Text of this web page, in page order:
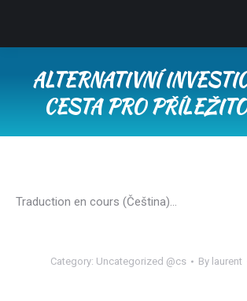
ALTERNATIVNÍ
CESTA PRO
Traduction en cours (Čeština)…
Category: Uncategorized @cs By laurent